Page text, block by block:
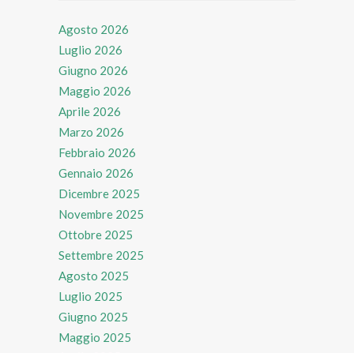
Agosto 2026
Luglio 2026
Giugno 2026
Maggio 2026
Aprile 2026
Marzo 2026
Febbraio 2026
Gennaio 2026
Dicembre 2025
Novembre 2025
Ottobre 2025
Settembre 2025
Agosto 2025
Luglio 2025
Giugno 2025
Maggio 2025